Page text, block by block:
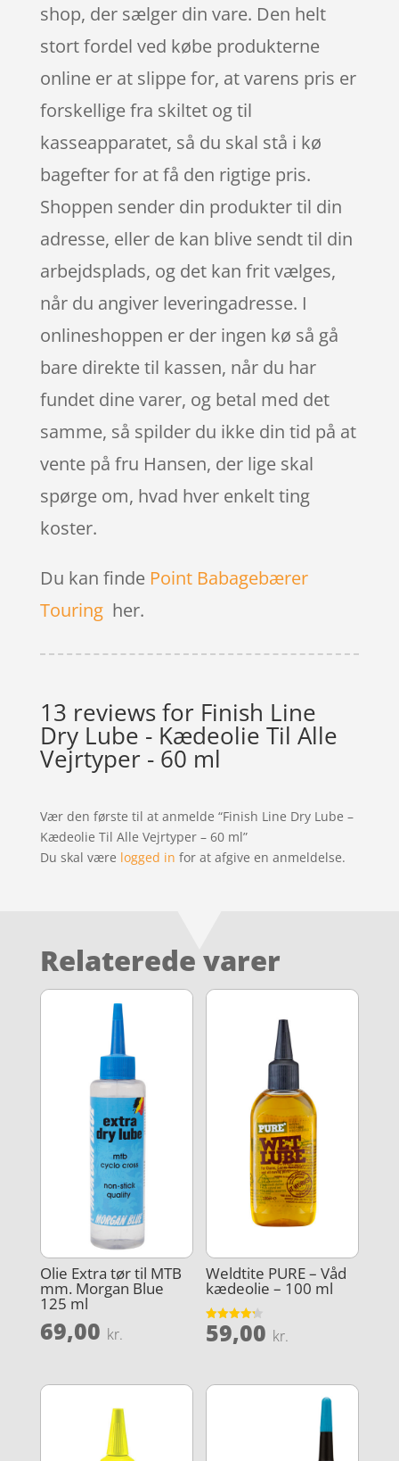
shop, der sælger din vare. Den helt
stort fordel ved købe produkterne
online er at slippe for, at varens pris er
forskellige fra skiltet og til
kasseapparatet, så du skal stå i kø
bagefter for at få den rigtige pris.
Shoppen sender din produkter til din
adresse, eller de kan blive sendt til din
arbejdsplads, og det kan frit vælges,
når du angiver leveringadresse. I
onlineshoppen er der ingen kø så gå
bare direkte til kassen, når du har
fundet dine varer, og betal med det
samme, så spilder du ikke din tid på at
vente på fru Hansen, der lige skal
spørge om, hvad hver enkelt ting
koster.
Du kan finde Point Babagebærer
Touringher.
13 reviews for Finish Line
Dry Lube - Kædeolie Til Alle
Vejrtyper - 60 ml
Vær den første til at anmelde “Finish Line Dry Lube –
Kædeolie Til Alle Vejrtyper – 60 ml”
Du skal være logged in for at afgive en anmeldelse.
Relaterede varer
Olie Extra tør til MTB
mm. Morgan Blue
125 ml
69,00 kr.
Weldtite PURE – Våd
kædeolie – 100 ml
Vurderet
4.2
59,00 kr.